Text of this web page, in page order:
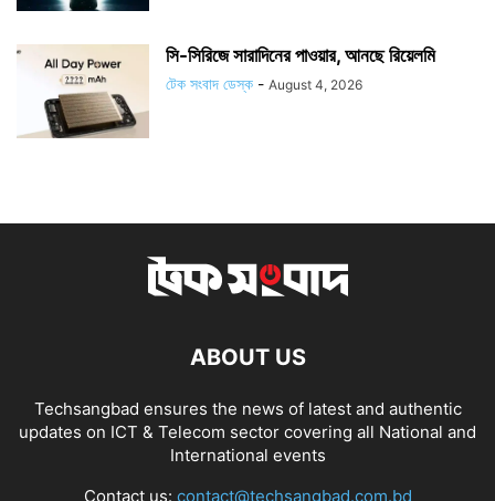
সি-সিরিজে সারাদিনের পাওয়ার, আনছে রিয়েলমি
টেক সংবাদ ডেস্ক - August 4, 2026
ABOUT US
Techsangbad ensures the news of latest and authentic
updates on ICT & Telecom sector covering all National and
International events
Contact us: contact@techsangbad.com.bd